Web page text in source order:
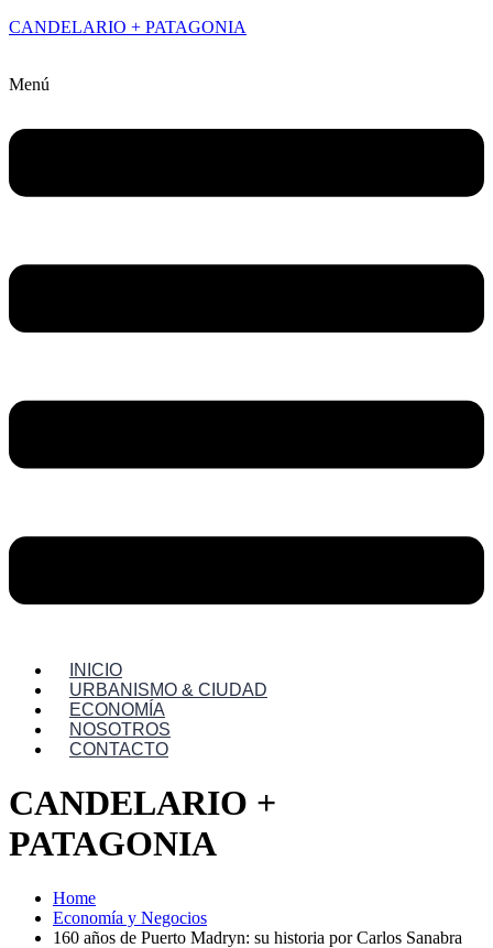
CANDELARIO + PATAGONIA
Menú
INICIO
URBANISMO & CIUDAD
ECONOMÍA
NOSOTROS
CONTACTO
CANDELARIO +
PATAGONIA
Home
Economía y Negocios
160 años de Puerto Madryn: su historia por Carlos Sanabra